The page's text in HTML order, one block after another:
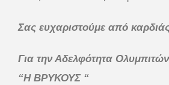
Σας ευχαριστούμε από
Για την Αδελφότητα
“Η ΒΡΥΚΟΥΣ “